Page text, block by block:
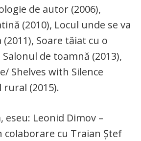
de autor (2006),
(2010), Locul unde se va
Soare tăiat cu o
de toamnă (2013),
Shelves with Silence
rural (2015).
eseu: Leonid Dimov –
colaborare cu Traian Ştef